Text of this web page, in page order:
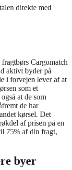
direkte med
Cargomatch
aktivt byder på
i forvejen lever af at
som et
at de som
de har
kørsel. Det
af prisen på en
75% af din fragt,
byer